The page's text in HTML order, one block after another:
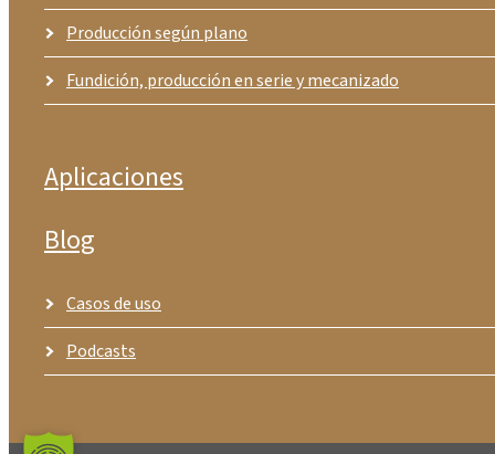
Producción según plano
Fundición, producción en serie y mecanizado
Aplicaciones
Blog
Casos de uso
Podcasts